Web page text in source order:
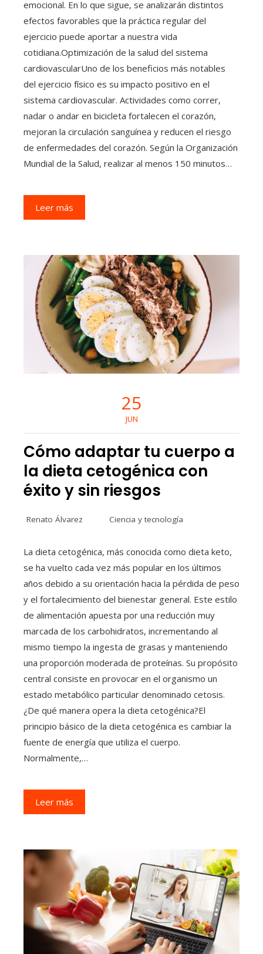
emocional. En lo que sigue, se analizarán distintos
efectos favorables que la práctica regular del
ejercicio puede aportar a nuestra vida
cotidiana.Optimización de la salud del sistema
cardiovascularUno de los beneficios más notables
del ejercicio físico es su impacto positivo en el
sistema cardiovascular. Actividades como correr,
nadar o andar en bicicleta fortalecen el corazón,
mejoran la circulación sanguínea y reducen el riesgo
de enfermedades del corazón. Según la Organización
Mundial de la Salud, realizar al menos 150 minutos…
Leer más
25
JUN
Cómo adaptar tu cuerpo a
la dieta cetogénica con
éxito y sin riesgos
Renato Álvarez Ciencia y tecnología
La dieta cetogénica, más conocida como dieta keto,
se ha vuelto cada vez más popular en los últimos
años debido a su orientación hacia la pérdida de peso
y el fortalecimiento del bienestar general. Este estilo
de alimentación apuesta por una reducción muy
marcada de los carbohidratos, incrementando al
mismo tiempo la ingesta de grasas y manteniendo
una proporción moderada de proteínas. Su propósito
central consiste en provocar en el organismo un
estado metabólico particular denominado cetosis.
¿De qué manera opera la dieta cetogénica?El
principio básico de la dieta cetogénica es cambiar la
fuente de energía que utiliza el cuerpo.
Normalmente,…
Leer más